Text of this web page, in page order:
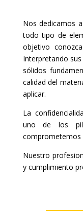
Nos dedicamos
todo tipo de
objetivo
Interpretando
sólidos
calidad del
aplicar.
La
uno de los
comprometemos
Nuestro
y cumplimiento